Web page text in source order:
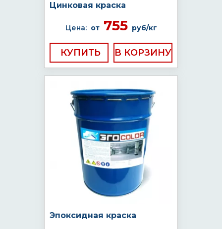
Цинковая краска
Цена: от755 руб/кг
КУПИТЬ
Эпоксидная краска